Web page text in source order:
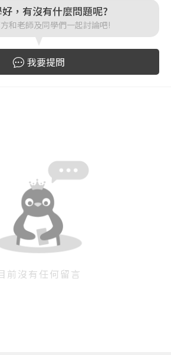
登入
密碼 註冊
你同意我們的使用者條款
策。
，有沒有什麼問題呢?
和老師及同學們一起討論吧!
我要提問
前沒有任何留言